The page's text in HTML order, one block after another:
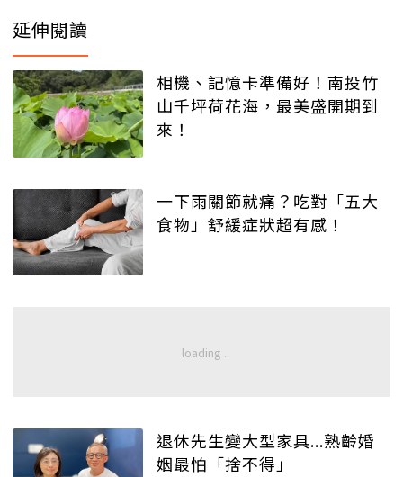
延伸閱讀
相機、記憶卡準備好！南投竹
山千坪荷花海，最美盛開期到
來！
一下雨關節就痛？吃對「五大
食物」舒緩症狀超有感！
退休先生變大型家具...熟齡婚
姻最怕「捨不得」